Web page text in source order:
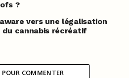
?
vers une légalisation
du cannabis récréatif
POUR COMMENTER